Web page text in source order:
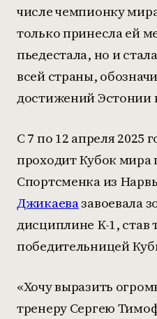
числе чемпионку
только принесла ей
пьедестала, но и
всей страны,
достижений Эстонии
С 7 по 12 апреля 2025
проходит Кубок мира
Спортсменка из
Джикаевазавоевала
дисциплине K-1, став
победительницей
«Хочу выразить
тренеру Сергею